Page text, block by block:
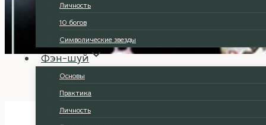
Личность
10 богов
Символические звезды
Фэн-шуй
Основы
Практика
Личность